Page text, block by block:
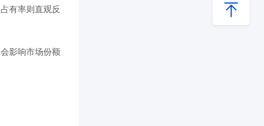
有率则直观反
影响市场份额